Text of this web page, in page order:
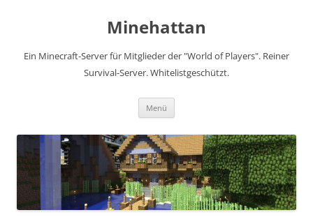
Minehattan
Ein Minecraft-Server für Mitglieder der "World of Players". Reiner
Survival-Server. Whitelistgeschützt.
Menü